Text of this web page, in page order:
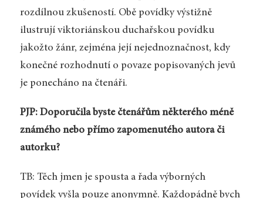
rozdílnou zkušeností. Obě povídky výstižně
ilustrují viktoriánskou duchařskou povídku
jakožto žánr, zejména její nejednoznačnost, kdy
konečné rozhodnutí o povaze popisovaných jevů
je ponecháno na čtenáři.
PJP: Doporučila byste čtenářům některého méně
známého nebo přímo zapomenutého autora či
autorku?
TB: Těch jmen je spousta a řada výborných
povídek vyšla pouze anonymně. Každopádně bych